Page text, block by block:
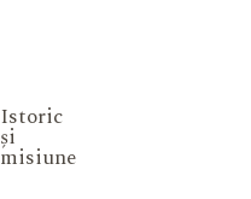
Istoric
și
misiune